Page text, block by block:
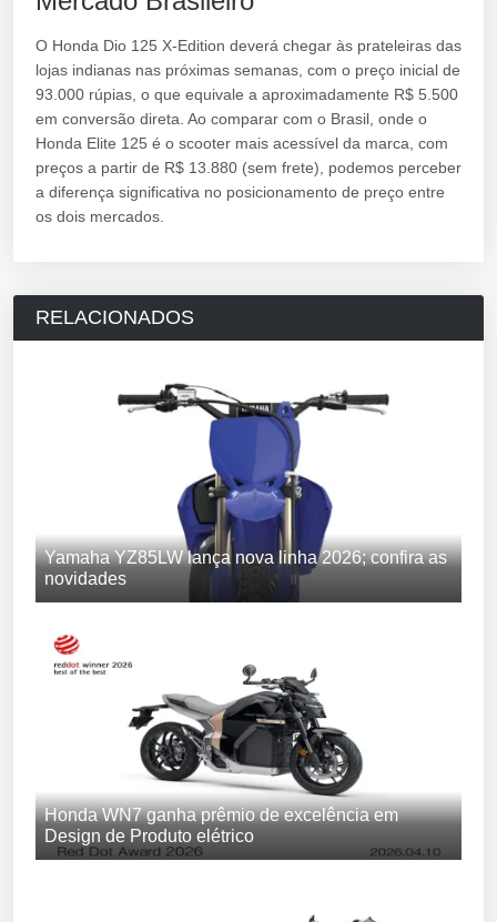
O Honda Dio 125 X-Edition deverá chegar às prateleiras das
lojas indianas nas próximas semanas, com o preço inicial de
93.000 rúpias, o que equivale a aproximadamente R$ 5.500
em conversão direta. Ao comparar com o Brasil, onde o
Honda Elite 125 é o scooter mais acessível da marca, com
preços a partir de R$ 13.880 (sem frete), podemos perceber
a diferença significativa no posicionamento de preço entre
os dois mercados.
RELACIONADOS
Yamaha YZ85LW lança nova linha 2026; confira as
novidades
Honda WN7 ganha prêmio de excelência em
Design de Produto elétrico